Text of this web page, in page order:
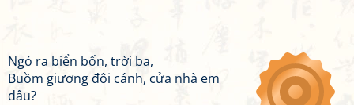
Ngó ra biển bốn, trời ba,
Buồm giương đôi cánh, cửa nhà em
đâu?